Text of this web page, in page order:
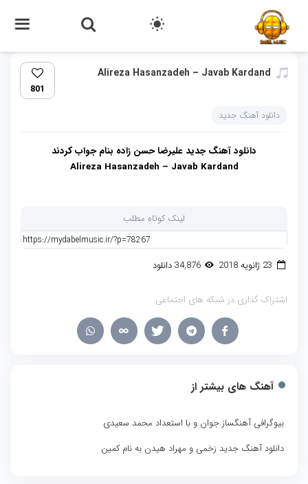
Alireza Hasanzadeh – Javab Kardand
801
دانلود آهنگ جدید
دانلود آهنگ جدید علیرضا حسن زاده بنام جواب کردند
Alireza Hasanzadeh – Javab Kardand
لینک کوتاه مطلب
34,876 دانلود
اشتراک گذاری در شبکه های اجتماعی
آهنگ های بیشتر از
بیوگرافی آهنگساز جوان و با استعداد محمد سعیدی
دانلود آهنگ جدید زخمی و مهراد هیدن به نام کمین